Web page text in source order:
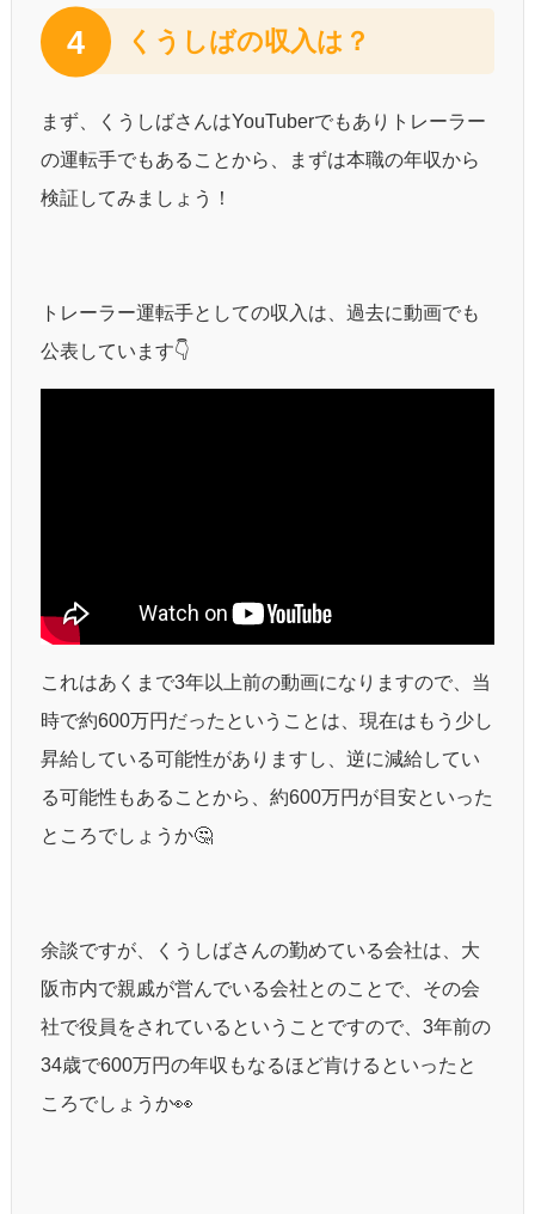
4 くうしばの収入は？
まず、くうしばさんはYouTuberでもありトレーラー
の運転手でもあることから、まずは本職の年収から
検証してみましょう！
トレーラー運転手としての収入は、過去に動画でも
公表しています👇
これはあくまで3年以上前の動画になりますので、当
時で約600万円だったということは、現在はもう少し
昇給している可能性がありますし、逆に減給してい
る可能性もあることから、約600万円が目安といった
ところでしょうか🤔
余談ですが、くうしばさんの勤めている会社は、大
阪市内で親戚が営んでいる会社とのことで、その会
社で役員をされているということですので、3年前の
34歳で600万円の年収もなるほど肯けるといったと
ころでしょうか👀